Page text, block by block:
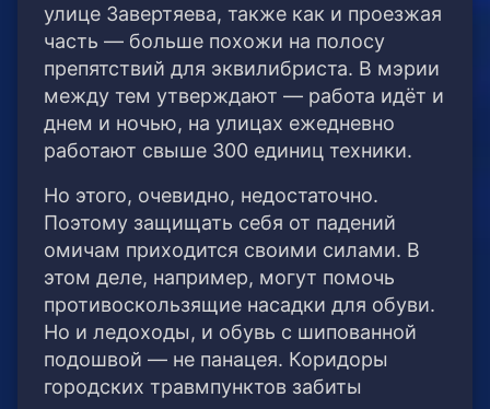
улице Завертяева, также как и проезжая
часть — больше похожи на полосу
препятствий для эквилибриста. В мэрии
между тем утверждают — работа идёт и
днем и ночью, на улицах ежедневно
работают свыше 300 единиц техники.
Но этого, очевидно, недостаточно.
Поэтому защищать себя от падений
омичам приходится своими силами. В
этом деле, например, могут помочь
противоскользящие насадки для обуви.
Но и ледоходы, и обувь с шипованной
подошвой — не панацея. Коридоры
городских травмпунктов забиты